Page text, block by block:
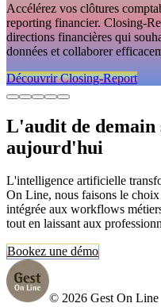
Accélérez vos clôtures
reporting financier. Closing-
directions financières qui
données et collaborer
Découvrir Closing-Report
L'audit de demain
aujourd'hui
L'intelligence artificielle
On Line, nous faisons le
intégrée aux workflows
tout en laissant aux
Bookez une démo
© 2026 Gest On Line